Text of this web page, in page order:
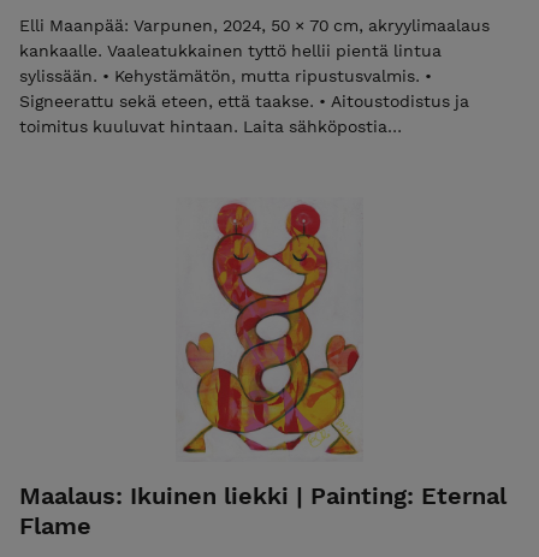
Elli Maanpää: Varpunen, 2024, 50 × 70 cm, akryylimaalaus
kankaalle. Vaaleatukkainen tyttö hellii pientä lintua
sylissään. • Kehystämätön, mutta ripustusvalmis. •
Signeerattu sekä eteen, että taakse. • Aitoustodistus ja
toimitus kuuluvat hintaan. Laita sähköpostia
The Sparrow, 2024, 50 × 70 cm, acrylic painting on canvas. A
fair-haired girl tenderly holding a tiny bird in her arms. •
Unframed but ready to hang. • Signed on both front and
back. • Certificate of Authenticity and shipping are included
prefer to pick up the painting from my studio in Meilahti,
Maalaus: Ikuinen liekki | Painting: Eternal
Flame